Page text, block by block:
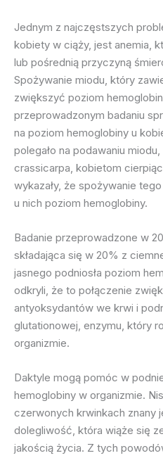
Jednym z najczęstszych
kobiety w ciąży, jest anemia,
lub pośrednią przyczyną
Spożywanie miodu, który
zwiększyć poziom
przeprowadzonym badaniu
na poziom hemoglobiny u
polegało na podawaniu
crassicarpa, kobietom
wykazały, że spożywanie
u nich poziom hemoglobiny.
Badanie przeprowadzone w
składająca się w 20% z
jasnego podniosła poziom
odkryli, że to połączenie
antyoksydantów we krwi i
glutationowej, enzymu, który
organizmie.
Daktyle mogą pomóc w
hemoglobiny w organizmie.
czerwonych krwinkach znany
dolegliwość, która wiąże się
jakością życia. Z tych